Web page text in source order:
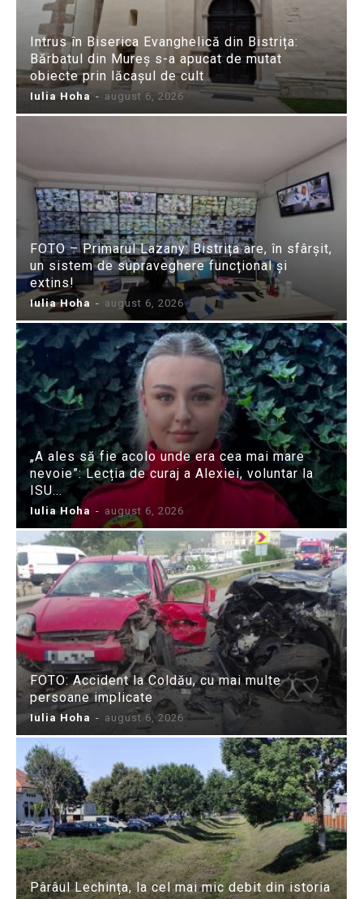
Intrus în Biserica Evanghelică din Bistrița:
Bărbatul din Mureș s-a apucat de mutat
obiecte prin lăcașul de cult
Iulia Hoha - august 6, 2026
FOTO – Primarul Lazany: Bistrița are, în sfârșit,
un sistem de supraveghere funcțional și
extins!
Iulia Hoha - august 6, 2026
„A ales să fie acolo unde era cea mai mare
nevoie”: Lecția de curaj a Alexiei, voluntar la
ISU...
Iulia Hoha - august 6, 2026
FOTO: Accident la Coldău, cu mai multe
persoane implicate
Iulia Hoha - august 6, 2026
Pârâul Lechința, la cel mai mic debit din istoria